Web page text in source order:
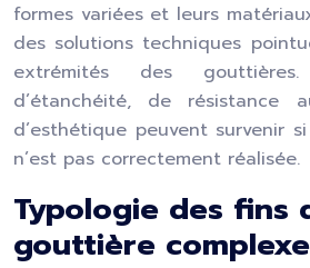
formes variées et leurs
des solutions techniques
extrémités des
d’étanchéité, de résistance
d’esthétique peuvent survenir
n’est pas correctement réalisée.
Typologie des fins
gouttière